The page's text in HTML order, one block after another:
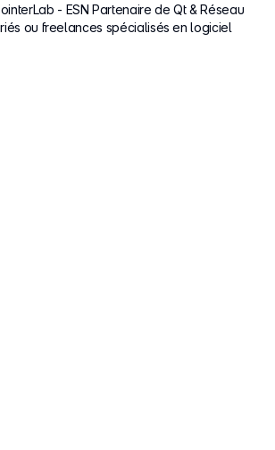
- ESN Partenaire de Qt & Réseau
ou freelances spécialisés en logiciel